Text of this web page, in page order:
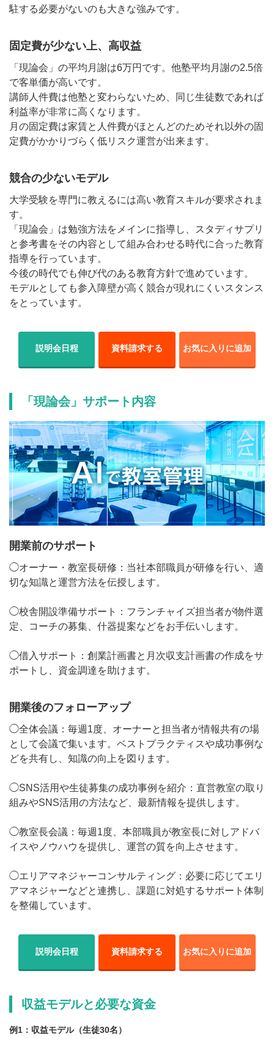
駐する必要がないのも大きな強みです。
固定費が少ない上、高収益
「現論会」の平均月謝は6万円です。他塾平均月謝の2.5倍
で客単価が高いです。
講師人件費は他塾と変わらないため、同じ生徒数であれば
利益率が非常に高くなります。
月の固定費は家賃と人件費がほとんどのためそれ以外の固
定費がかかりづらく低リスク運営が出来ます。
競合の少ないモデル
大学受験を専門に教えるには高い教育スキルが要求されま
す。
「現論会」は勉強方法をメインに指導し、スタディサプリ
と参考書をその内容として組み合わせる時代に合った教育
指導を行っています。
今後の時代でも伸び代のある教育方針で進めています。
モデルとしても参入障壁が高く競合が現れにくいスタンス
をとっています。
説明会日程 資料請求する お気に入りに追加
「現論会」サポート内容
開業前のサポート
◯オーナー・教室長研修：当社本部職員が研修を行い、適
切な知識と運営方法を伝授します。
◯校舎開設準備サポート：フランチャイズ担当者が物件選
定、コーチの募集、什器提案などをお手伝いします。
◯借入サポート：創業計画書と月次収支計画書の作成をサ
ポートし、資金調達を助けます。
開業後のフォローアップ
◯全体会議：毎週1度、オーナーと担当者が情報共有の場
として会議で集います。ベストプラクティスや成功事例な
どを共有し、知識の向上を図ります。
◯SNS活用や生徒募集の成功事例を紹介：直営教室の取り
組みやSNS活用の方法など、最新情報を提供します。
◯教室長会議：毎週1度、本部職員が教室長に対しアドバ
イスやノウハウを提供し、運営の質を向上させます。
◯エリアマネジャーコンサルティング：必要に応じてエリ
アマネジャーなどと連携し、課題に対処するサポート体制
を整備しています。
説明会日程 資料請求する お気に入りに追加
収益モデルと必要な資金
例1：収益モデル（生徒30名）